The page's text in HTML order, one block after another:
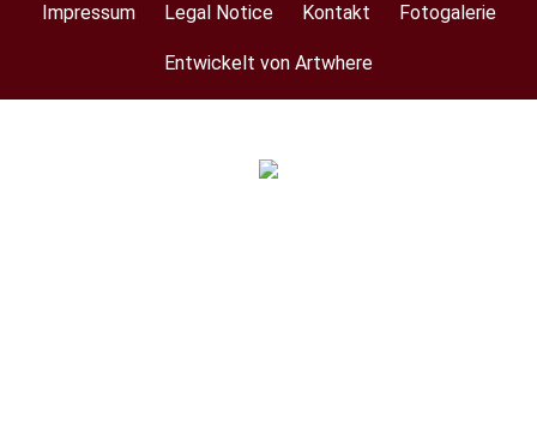
Footer
Impressum Legal Notice Kontakt Fotogalerie
Entwickelt von Artwhere